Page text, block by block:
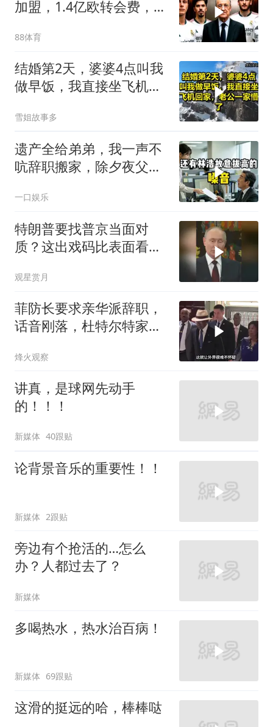
加盟，1.4亿欧转会费，维
88体育
结婚第2天，婆婆4点叫我
做早饭，我直接坐飞机回
雪姐故事多
遗产全给弟弟，我一声不
吭辞职搬家，除夕夜父亲
一口娱乐
特朗普要找普京当面对
质？这出戏码比表面看起
观星赏月
菲防长要求亲华派辞职，
话音刚落，杜特尔特家族
烽火观察
讲真，是球网先动手
的！！！
新媒体 40跟贴
论背景音乐的重要性！！
新媒体 2跟贴
旁边有个抢活的…怎么
办？人都过去了？
新媒体
多喝热水，热水治百病！
新媒体 69跟贴
这滑的挺远的哈，棒棒哒